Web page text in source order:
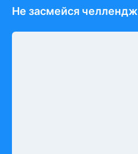
Не засмейся челлендж